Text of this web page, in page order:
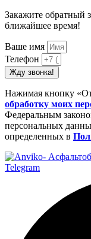
Закажите обратный
ближайшее время!
Ваше имя
Телефон
Жду звонка!
Нажимая кнопку
обработку моих
Федеральным
персональных
определенных в
Telegram